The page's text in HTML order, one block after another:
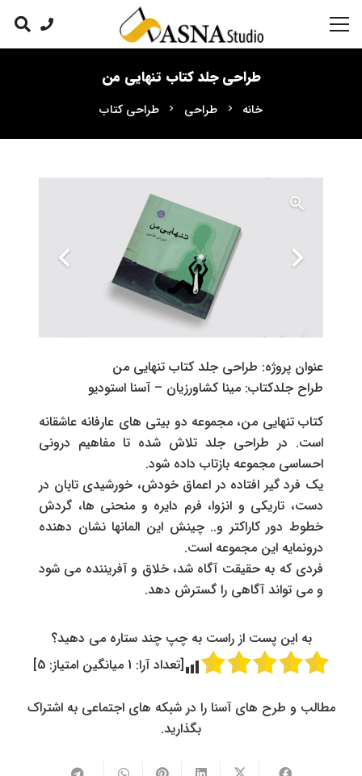
طراحی جلد کتاب تنهایی من
خانه chevron_right طراحی chevron_right طراحی کتاب
عنوان پروژه: طراحی جلد کتاب تنهایی من
طراح جلدکتاب: مینا کشاورزیان – آسنا استودیو
کتاب تنهایی من، مجموعه دو بیتی های عارفانه عاشقانه
است. در طراحی جلد تلاش شده تا مفاهیم درونی
احساسی مجموعه بازتاب داده شود.
یک فرد گیر افتاده در اعماق خودش، خورشیدی تابان در
دست، تاریکی و انزوا، فرم دایره و منحنی ها، گردش
خطوط دور کاراکتر و.. چینش این المانها نشان دهنده
درونمایه این مجموعه است.
فردی که به حقیقت آگاه شد، خلاق و آفریننده می شود
و می تواند آگاهی را گسترش دهد.
به این پست از راست به چپ چند ستاره می دهید؟
[تعداد آرا: 1 میانگین امتیاز:5
]
مطالب و طرح های آسنا را در شبکه های اجتماعی به اشتراک
بگذارید.